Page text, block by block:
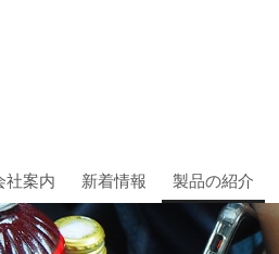
社案内 新着情報 製品の紹介